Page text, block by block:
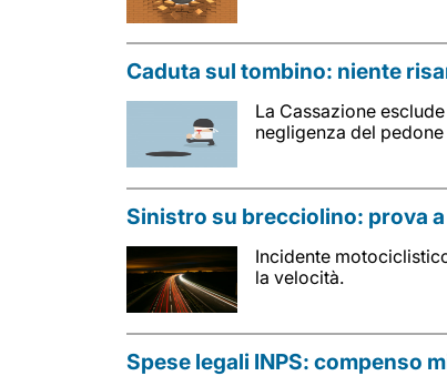
Caduta sul tombino: niente
La Cassazione
negligenza del pedone
Sinistro su brecciolino: prova
Incidente
la velocità.
Spese legali INPS: compenso